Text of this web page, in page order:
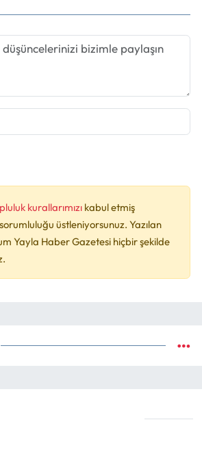
kurallarımızı kabul etmiş
üstleniyorsunuz. Yazılan
Yayla Haber Gazetesi hiçbir şekilde